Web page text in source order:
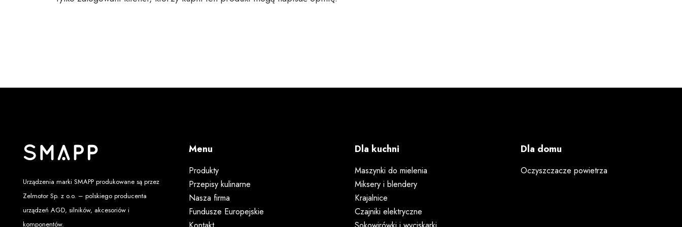
Urządzenia marki SMAPP produkowane są przez
Zelmotor Sp. z o.o. – polskiego producenta
urządzeń AGD, silników, akcesoriów i
komponentów.
Menu
Produkty
Przepisy kulinarne
Nasza firma
Fundusze Europejskie
Dla kuchni
Maszynki do mielenia
Miksery i blendery
Krajalnice
Czajniki elektryczne
Dla domu
Oczyszczacze powietrza